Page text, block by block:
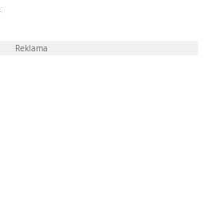
Reklama